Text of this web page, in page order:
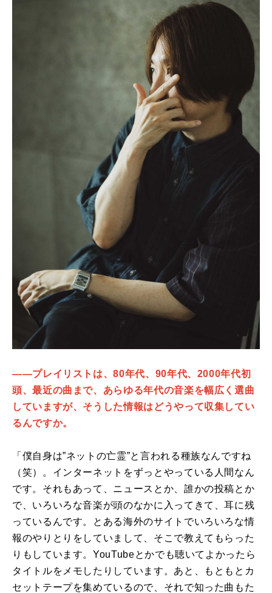
――プレイリストは、80年代、90年代、2000年代初
頭、最近の曲まで、あらゆる年代の音楽を幅広く選曲
していますが、そうした情報はどうやって収集してい
るんですか。
「僕自身は”ネットの亡霊”と言われる種族なんですね
（笑）。インターネットをずっとやっている人間なん
です。それもあって、ニュースとか、誰かの投稿とか
で、いろいろな音楽が頭のなかに入ってきて、耳に残
っているんです。とある海外のサイトでいろいろな情
報のやりとりをしていまして、そこで教えてもらった
りもしています。YouTubeとかでも聴いてよかったら
タイトルをメモしたりしています。あと、もともとカ
セットテープを集めているので、それで知った曲もた